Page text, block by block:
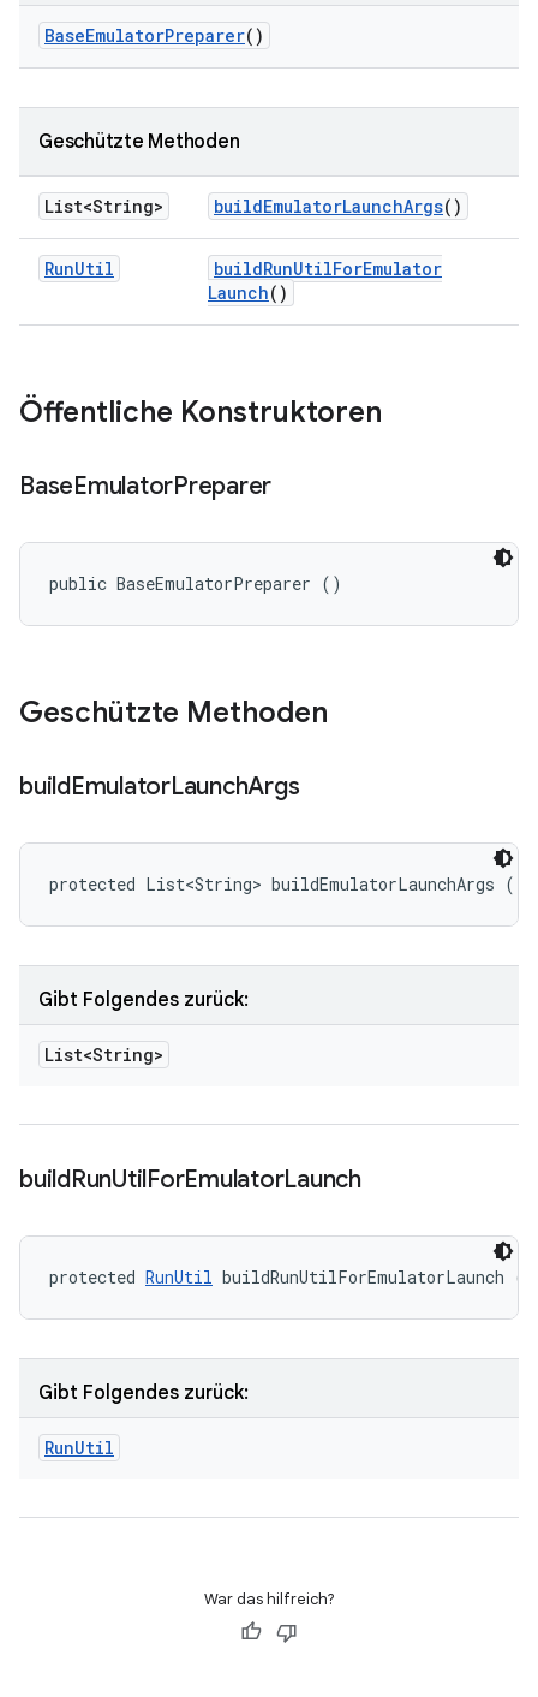
BaseEmulatorPreparer()
Geschützte Methoden
List<String> buildEmulatorLaunchArgs()
RunUtil buildRunUtilForEmulator
Launch()
Öffentliche Konstruktoren
BaseEmulatorPreparer
public BaseEmulatorPreparer ()
Geschützte Methoden
buildEmulatorLaunchArgs
protected List<String> buildEmulatorLaunchArgs ()
Gibt Folgendes zurück:
List<String>
buildRunUtilForEmulatorLaunch
protected RunUtil buildRunUtilForEmulatorLaunch ()
Gibt Folgendes zurück:
RunUtil
War das hilfreich?